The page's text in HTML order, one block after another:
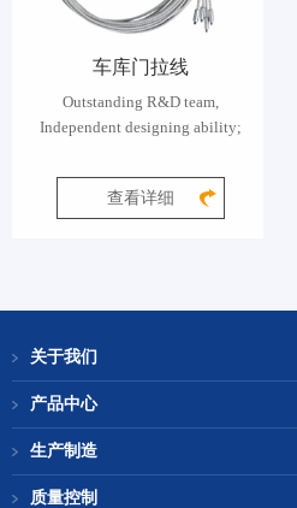
车库门拉线
Outstanding R&D team,
Independent designing ability;
查看详细
关于我们
产品中心
生产制造
质量控制